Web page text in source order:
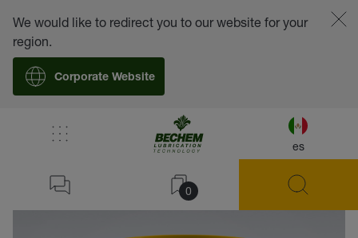
es
0
We would like to redirect you to our website for your
region.
Corporate Website